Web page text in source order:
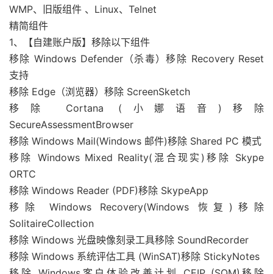
WMP、旧版组件 、Linux、Telnet
精简组件
1、【自建账户版】移除以下组件
移除 Windows Defender（杀毒）移除 Recovery Reset
支持
移除 Edge（浏览器）移除 ScreenSketch
移除 Cortana (小娜语音)移除
SecureAssessmentBrowser
移除 Windows Mail(Windows 邮件)移除 Shared PC 模式
移除 Windows Mixed Reality(混合现实)移除 Skype
ORTC
移除 Windows Reader (PDF)移除 SkypeApp
移除 Windows Recovery(Windows 恢复)移除
SolitaireCollection
移除 Windows 光盘映像刻录工具移除 SoundRecorder
移除 Windows 系统评估工具 (WinSAT)移除 StickyNotes